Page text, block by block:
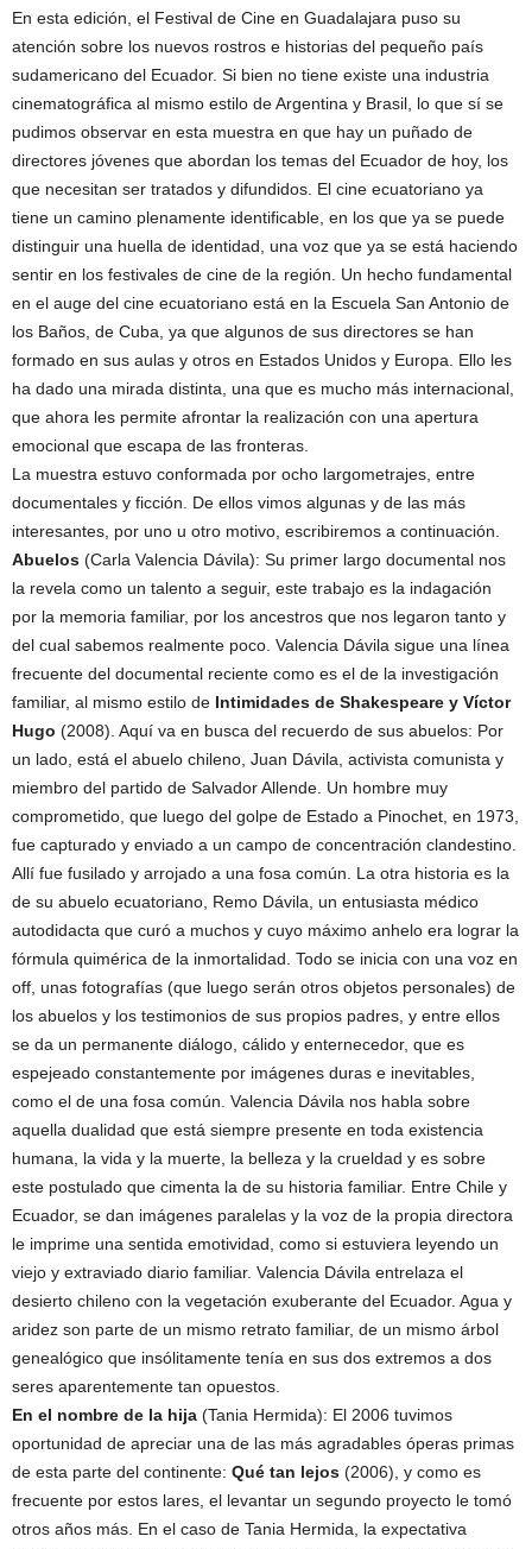
En esta edición, el Festival de Cine en Guadalajara puso su
atención sobre los nuevos rostros e historias del pequeño país
sudamericano del Ecuador. Si bien no tiene existe una industria
cinematográfica al mismo estilo de Argentina y Brasil, lo que sí se
pudimos observar en esta muestra en que hay un puñado de
directores jóvenes que abordan los temas del Ecuador de hoy, los
que necesitan ser tratados y difundidos. El cine ecuatoriano ya
tiene un camino plenamente identificable, en los que ya se puede
distinguir una huella de identidad, una voz que ya se está haciendo
sentir en los festivales de cine de la región. Un hecho fundamental
en el auge del cine ecuatoriano está en la Escuela San Antonio de
los Baños, de Cuba, ya que algunos de sus directores se han
formado en sus aulas y otros en Estados Unidos y Europa. Ello les
ha dado una mirada distinta, una que es mucho más internacional,
que ahora les permite afrontar la realización con una apertura
emocional que escapa de las fronteras.
La muestra estuvo conformada por ocho largometrajes, entre
documentales y ficción. De ellos vimos algunas y de las más
interesantes, por uno u otro motivo, escribiremos a continuación.
Abuelos (Carla Valencia Dávila): Su primer largo documental nos
la revela como un talento a seguir, este trabajo es la indagación
por la memoria familiar, por los ancestros que nos legaron tanto y
del cual sabemos realmente poco. Valencia Dávila sigue una línea
frecuente del documental reciente como es el de la investigación
familiar, al mismo estilo de Intimidades de Shakespeare y Víctor
Hugo (2008). Aquí va en busca del recuerdo de sus abuelos: Por
un lado, está el abuelo chileno, Juan Dávila, activista comunista y
miembro del partido de Salvador Allende. Un hombre muy
comprometido, que luego del golpe de Estado a Pinochet, en 1973,
fue capturado y enviado a un campo de concentración clandestino.
Allí fue fusilado y arrojado a una fosa común. La otra historia es la
de su abuelo ecuatoriano, Remo Dávila, un entusiasta médico
autodidacta que curó a muchos y cuyo máximo anhelo era lograr la
fórmula quimérica de la inmortalidad. Todo se inicia con una voz en
off, unas fotografías (que luego serán otros objetos personales) de
los abuelos y los testimonios de sus propios padres, y entre ellos
se da un permanente diálogo, cálido y enternecedor, que es
espejeado constantemente por imágenes duras e inevitables,
como el de una fosa común. Valencia Dávila nos habla sobre
aquella dualidad que está siempre presente en toda existencia
humana, la vida y la muerte, la belleza y la crueldad y es sobre
este postulado que cimenta la de su historia familiar. Entre Chile y
Ecuador, se dan imágenes paralelas y la voz de la propia directora
le imprime una sentida emotividad, como si estuviera leyendo un
viejo y extraviado diario familiar. Valencia Dávila entrelaza el
desierto chileno con la vegetación exuberante del Ecuador. Agua y
aridez son parte de un mismo retrato familiar, de un mismo árbol
genealógico que insólitamente tenía en sus dos extremos a dos
seres aparentemente tan opuestos.
En el nombre de la hija (Tania Hermida): El 2006 tuvimos
oportunidad de apreciar una de las más agradables óperas primas
de esta parte del continente: Qué tan lejos (2006), y como es
frecuente por estos lares, el levantar un segundo proyecto le tomó
otros años más. En el caso de Tania Hermida, la expectativa